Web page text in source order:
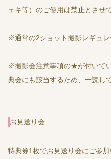
ェキ等）のご使用は禁止とさせ
※通常の2ショット撮影レギュレ
※撮影会注意事項の★が付いて
典会にも該当するため、一読し
お見送り会
特典券1枚でお見送り会にご参加